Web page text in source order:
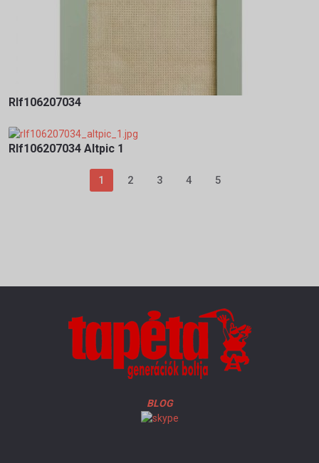
Rlf106207034
Rlf106207034 Altpic 1
1 2 3 4 5
BLOG